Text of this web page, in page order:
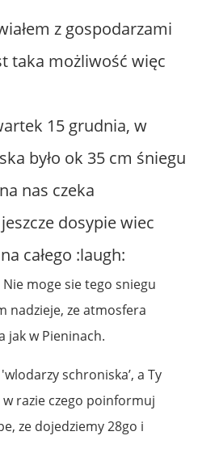
z gospodarzami
taka możliwość więc
15 grudnia, w
było ok 35 cm śniegu
nas czeka
dosypie wiec
całego :laugh:
moge sie tego sniegu
nadzieje, ze atmosfera
jak w Pieninach.
schroniska’, a Ty
razie czego poinformuj
ze dojedziemy 28go i